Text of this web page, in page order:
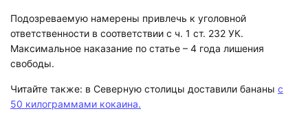
Подозреваемую намерены привлечь к уголовной
ответственности в соответствии с ч. 1 ст. 232 УК.
Максимальное наказание по статье – 4 года лишения
свободы.
Читайте также: в Северную столицы доставили бананы с
50 килограммами кокаина.